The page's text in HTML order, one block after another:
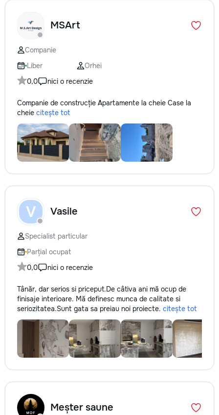
MSArt
Companie
Liber
Orhei
0,0
nici o recenzie
Companie de construcție Apartamente la cheie Case la
cheie citește tot
V Vasile
Specialist particular
Parțial ocupat
0,0
nici o recenzie
Tânăr, dar serios si priceput.De câtiva ani mă ocup de
finisaje interioare. Mă definesc munca de calitate si
seriozitatea.Sunt gata sa preiau noi proiecte. citește tot
Meșter saune